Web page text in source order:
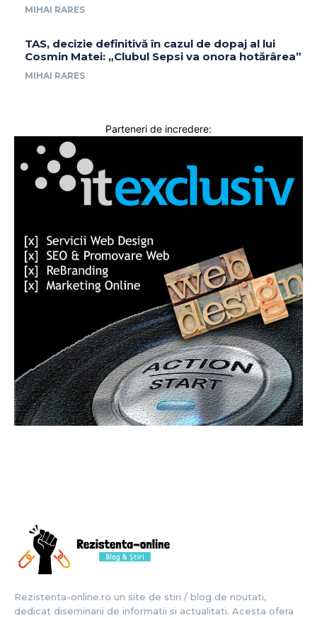
MIHAI RARES
TAS, decizie definitivă în cazul de dopaj al lui
Cosmin Matei: „Clubul Sepsi va onora hotărârea”
MIHAI RARES
Parteneri de incredere:
Rezistenta-online.ro un site de stiri / blog de noutati,
dedicat diseminarii de informatii si actualitati. Acesta ofera